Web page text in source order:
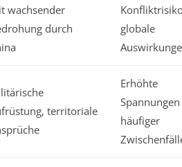
wachsender
durch
globale
territoriale
Erhöhte
häufiger